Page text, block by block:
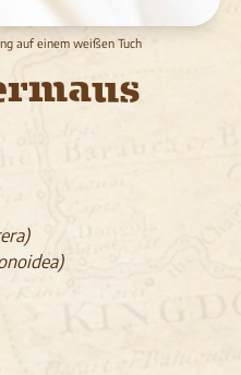
auf einem weißen Tuch